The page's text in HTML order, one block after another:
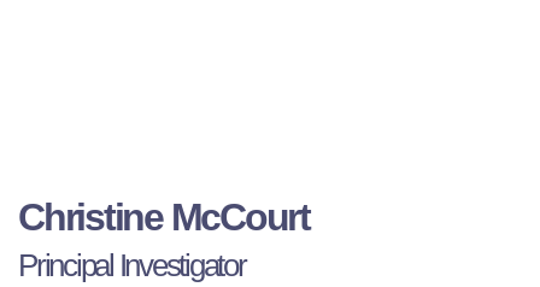
Christine McCourt
Principal Investigator